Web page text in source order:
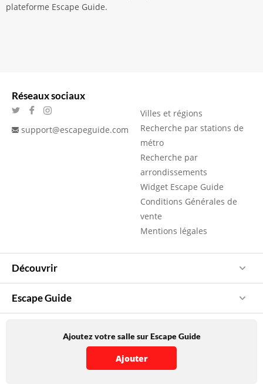
plateforme Escape Guide.
Réseaux sociaux
support@escapeguide.com
Villes et régions
Recherche par stations de
métro
Recherche par
arrondissements
Widget Escape Guide
Conditions Générales de
vente
Mentions légales
Découvrir
Escape Guide
Ajoutez votre salle sur Escape Guide
Ajouter